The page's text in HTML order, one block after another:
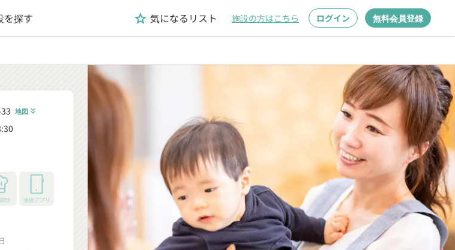
を探す grade 気になるリスト 施設の方はこちら ログイン 無料会員登録
地図 keyboard_double_arrow_down
理 連絡アプリ